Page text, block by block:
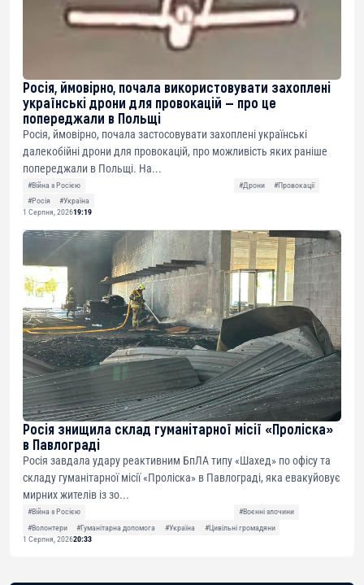
Росія, ймовірно, почала використовувати захоплені
українські дрони для провокацій — про це
попереджали в Польщі
Росія, ймовірно, почала застосовувати захоплені українські
далекобійні дрони для провокацій, про можливість яких раніше
попереджали в Польщі. На...
#Війна з Росією #Дрони
#Провокації
#Росія
#Україна
1 Серпня, 202619:19
Росія знищила склад гуманітарної місії «Проліска»
в Павлограді
Росія завдала удару реактивним БпЛА типу «Шахед» по офісу та
складу гуманітарної місії «Проліска» в Павлограді, яка евакуйовує
мирних жителів із зо...
#Війна з Росією
#Воєнні злочини
#Волонтери
#Гуманітарна допомога #Україна
#Цивільні громадяни
1 Серпня, 202620:33